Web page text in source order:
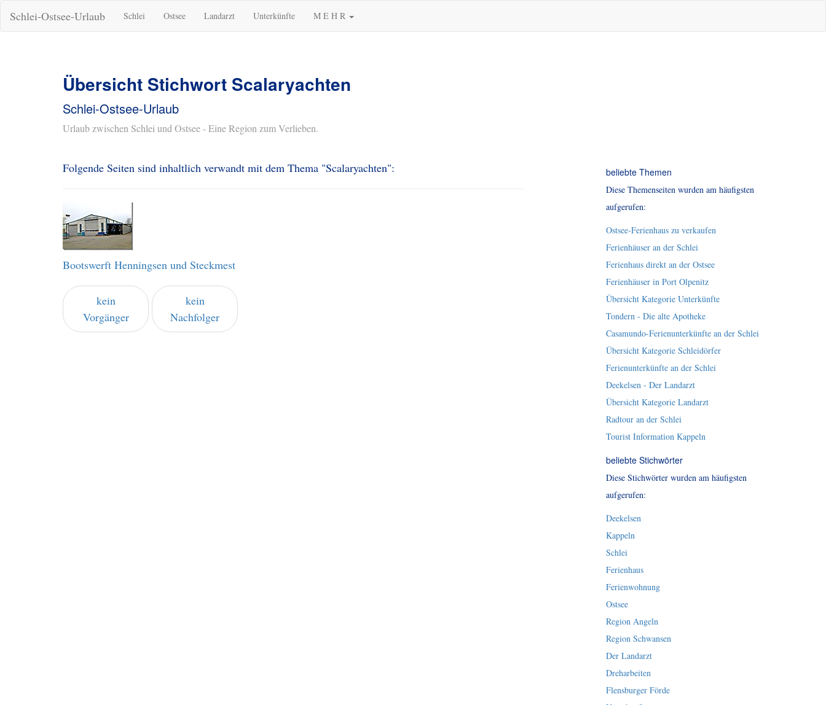
Schlei-Ostsee-Urlaub Schlei Ostsee Landarzt Unterkünfte M E H R
Übersicht Stichwort Scalaryachten
Schlei-Ostsee-Urlaub
Urlaub zwischen Schlei und Ostsee - Eine Region zum Verlieben.
Folgende Seiten sind inhaltlich verwandt mit dem Thema "Scalaryachten":
Bootswerft Henningsen und Steckmest
kein
Vorgänger
kein
Nachfolger
beliebte Themen
Diese Themenseiten wurden am häufigsten
aufgerufen:
Ostsee-Ferienhaus zu verkaufen
Ferienhäuser an der Schlei
Ferienhaus direkt an der Ostsee
Ferienhäuser in Port Olpenitz
Übersicht Kategorie Unterkünfte
Tondern - Die alte Apotheke
Casamundo-Ferienunterkünfte an der Schlei
Übersicht Kategorie Schleidörfer
Ferienunterkünfte an der Schlei
Deekelsen - Der Landarzt
Übersicht Kategorie Landarzt
Radtour an der Schlei
Tourist Information Kappeln
beliebte Stichwörter
Diese Stichwörter wurden am häufigsten
aufgerufen:
Deekelsen
Kappeln
Schlei
Ferienhaus
Ferienwohnung
Ostsee
Region Angeln
Region Schwansen
Der Landarzt
Dreharbeiten
Flensburger Förde